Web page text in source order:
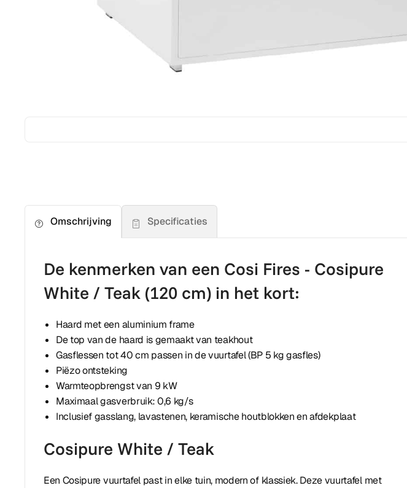
Omschrijving Specificaties
De kenmerken van een Cosi Fires - Cosipure
White / Teak (120 cm) in het kort:
Haard met een aluminium frame
De top van de haard is gemaakt van teakhout
Gasflessen tot 40 cm passen in de vuurtafel (BP 5 kg gasfles)
Piëzo ontsteking
Warmteopbrengst van 9 kW
Maximaal gasverbruik: 0,6 kg/s
Inclusief gasslang, lavastenen, keramische houtblokken en afdekplaat
Cosipure White / Teak
Een Cosipure vuurtafel past in elke tuin, modern of klassiek. Deze vuurtafel met